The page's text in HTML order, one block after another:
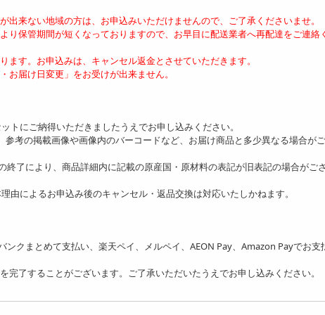
来ない地域の方は、お申込みいただけませんので、ご了承くださいませ。
保管期間が短くなっておりますので、お早目に配送業者へ再配達をご連絡
す。お申込みは、キャンセル返金とさせていただきます。
届け日変更」をお受けが出来ません。
にご納得いただきましたうえでお申し込みください。
考の掲載画像や画像内のバーコードなど、お届け商品と多少異なる場合が
了により、商品詳細内に記載の原産国・原材料の表記が旧表記の場合がご
によるお申込み後のキャンセル・返品交換は対応いたしかねます。
ンクまとめて支払い、楽天ペイ、メルペイ、AEON Pay、Amazon Payでお支
了することがございます。ご了承いただいたうえでお申し込みください。